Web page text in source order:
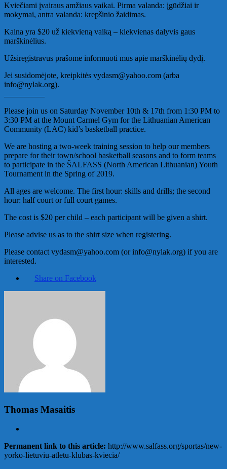
Kviečiami įvairaus amžiaus vaikai. Pirma valanda: įgūdžiai ir
mokymai, antra valanda: krepšinio žaidimas.
Kaina yra $20 už kiekvieną vaiką – kiekvienas dalyvis gaus
marškinėlius.
Užsiregistravus prašome informuoti mus apie marškinėlių dydį.
Jei susidomėjote, kreipkitės vydasm@yahoo.com (arba
info@nylak.org).
Please join us on Saturday November 10th & 17th from 1:30 PM to
3:30 PM at the Mount Carmel Gym for the Lithuanian American
Community (LAC) kid’s basketball practice.
We are hosting a two-week training session to help our members
prepare for their town/school basketball seasons and to form teams
to participate in the ŠALFASS (North American Lithuanian) Youth
Tournament in the Spring of 2019.
All ages are welcome. The first hour: skills and drills; the second
hour: half court or full court games.
The cost is $20 per child – each participant will be given a shirt.
Please advise us as to the shirt size when registering.
Please contact vydasm@yahoo.com (or info@nylak.org) if you are
interested.
Share on Facebook
Thomas Masaitis
Permanent link to this article: http://www.salfass.org/sportas/new-
yorko-lietuviu-atletu-klubas-kviecia/